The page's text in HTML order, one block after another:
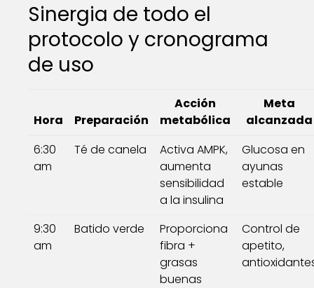
Sinergia de todo el
protocolo y cronograma
de uso
Hora Preparación
Acción
metabólica
Meta
alcanzada
6:30
am
Té de canela
Activa AMPK,
aumenta
sensibilidad
a la insulina
Glucosa en
ayunas
estable
9:30
am
Batido verde
Proporciona
fibra +
grasas
buenas
Control de
apetito,